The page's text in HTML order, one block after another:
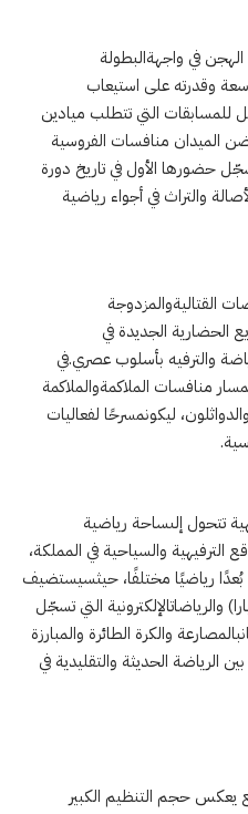
في واجهةالبطولة
وقدرته على استيعاب
للمسابقات التي تتطلب ميادين
الميدان منافسات الفروسية
حضورها الأول في تاريخ دورة
والتراث في أجواء رياضية
القتاليةوالمزدوجة
الحضارية الجديدة في
والترفيه بأسلوب عصري. في
المسار منافسات الملاكمةوالملاكمة
التايلاندية، إلى جانب كرة السلة 3×3 والدواثلون، ليكونمسرحًا لفعاليات
تتحول إلىساحة رياضية
الترفيهية والسياحية في المملكة،
الرياض 2025 سيأخذ بُعدًا رياضيًا مختلفًا، حيثسيستضيف
والرياضاتالإلكترونية التي تسجّل
والكرة الطائرة والمبارزة
الرياضة الحديثة والتقليدية في
يعكس حجم التنظيم الكبير